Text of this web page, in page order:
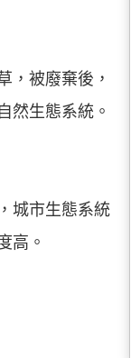
，被廢棄後，
然生態系統。
城市生態系統
高。